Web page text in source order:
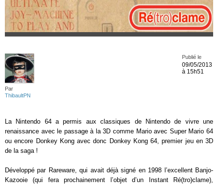
Par
ThibaultPN
Publié le
09/05/2013
à 15h51
La Nintendo 64 a permis aux classiques de Nintendo de vivre une
renaissance avec le passage à la 3D comme Mario avec Super Mario 64
ou encore Donkey Kong avec donc Donkey Kong 64, premier jeu en 3D
de la saga !
Développé par Rareware, qui avait déjà signé en 1998 l’excellent Banjo-
Kazooie (qui fera prochainement l’objet d’un Instant Ré(tro)clame),